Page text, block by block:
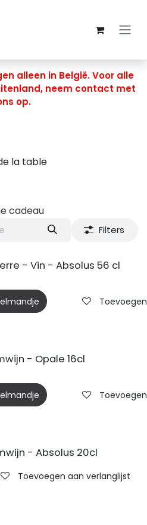
alleen in België. Voor alle
neem contact met
op.
la table
cadeau
Filters
- Vin - Absolus 56 cl
- Opale 16cl
- Absolus 20cl
Toevoegen aan verlanglijst